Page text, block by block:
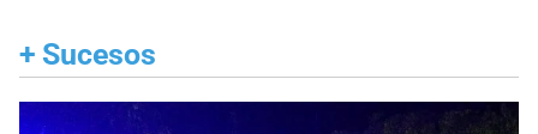
+ Sucesos